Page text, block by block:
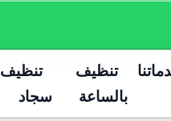
تنظيف
بالساعة
تنظيف
سجاد